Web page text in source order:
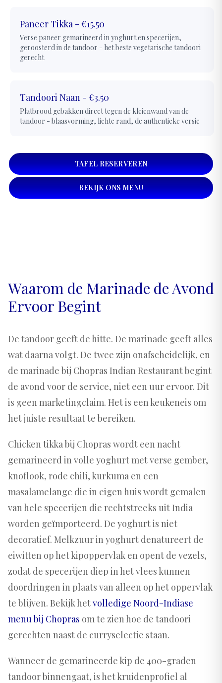
Paneer Tikka- €15.50
Verse paneer gemarineerd in yoghurt en specerijen,
geroosterd in de tandoor - het beste vegetarische tandoori
gerecht
Tandoori Naan - €3.50
Platbrood gebakken direct tegen de kleienwand van de
tandoor - blaasvorming, lichte rand, de authentieke versie
TAFEL RESERVEREN
BEKIJK ONS MENU
Waarom de Marinade de Avond
Ervoor Begint
De tandoor geeft de hitte. De marinade geeft alles
wat daarna volgt. De twee zijn onafscheidelijk, en
de marinade bij Chopras Indian Restaurant begint
de avond voor de service, niet een uur ervoor. Dit
is geen marketingclaim. Het is een keukeneis om
het juiste resultaat te bereiken.
Chicken tikka bij Chopras wordt een nacht
gemarineerd in volle yoghurt met verse gember,
knoflook, rode chili, kurkuma en een
masalamelange die in eigen huis wordt gemalen
van hele specerijen die rechtstreeks uit India
worden geïmporteerd. De yoghurt is niet
decoratief. Melkzuur in yoghurt denatureert de
eiwitten op het kipoppervlak en opent de vezels,
zodat de specerijen diep in het vlees kunnen
doordringen in plaats van alleen op het oppervlak
te blijven. Bekijk hetvolledige Noord-Indiase
menu bij Chopras om te zien hoe de tandoori
gerechten naast de curryselectie staan.
Wanneer de gemarineerde kip de 400-graden
tandoor binnengaat, is het kruidenprofiel al